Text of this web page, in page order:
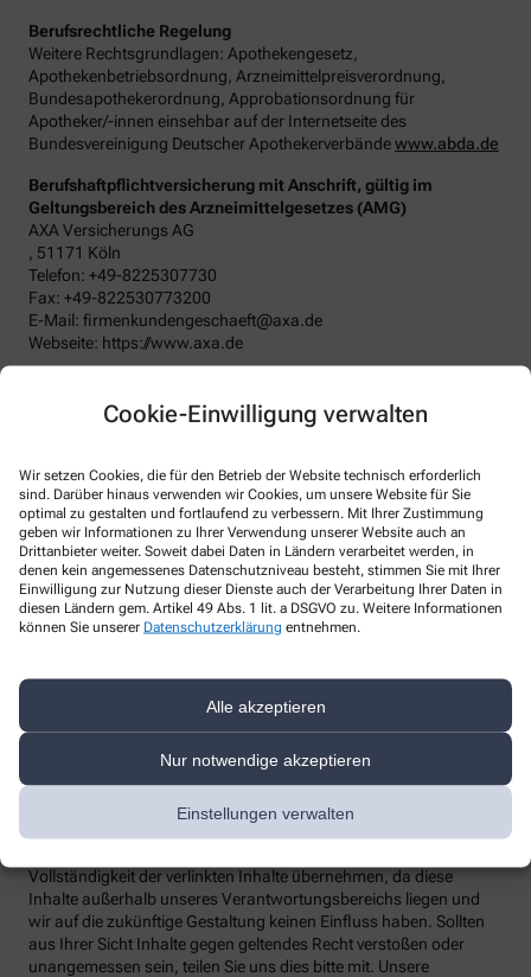
Cookie-Einwilligung verwalten
Wir setzen Cookies, die für den Betrieb der Website technisch erforderlich
sind. Darüber hinaus verwenden wir Cookies, um unsere Website für Sie
optimal zu gestalten und fortlaufend zu verbessern. Mit Ihrer Zustimmung
geben wir Informationen zu Ihrer Verwendung unserer Website auch an
Drittanbieter weiter. Soweit dabei Daten in Ländern verarbeitet werden, in
denen kein angemessenes Datenschutzniveau besteht, stimmen Sie mit Ihrer
Einwilligung zur Nutzung dieser Dienste auch der Verarbeitung Ihrer Daten in
diesen Ländern gem. Artikel 49 Abs. 1 lit. a DSGVO zu. Weitere Informationen
können Sie unserer Datenschutzerklärung entnehmen.
Alle akzeptieren
Nur notwendige akzeptieren
Einstellungen verwalten
Berufsrechtliche Regelung
Weitere Rechtsgrundlagen: Apothekengesetz,
Apothekenbetriebsordnung, Arzneimittelpreisverordnung,
Bundesapothekerordnung, Approbationsordnung für
Apotheker/-innen einsehbar auf der Internetseite des
Bundesvereinigung Deutscher Apothekerverbändewww.abda.de
Berufshaftpflichtversicherung mit Anschrift, gültig im
Geltungsbereich des Arzneimittelgesetzes (AMG)
AXA Versicherungs AG
, 51171 Köln
Telefon: +49-8225307730
Fax: +49-822530773200
E-Mail: firmenkundengeschaeft@axa.de
Webseite: https://www.axa.de
Den/Die betriebliche/-n Datenschutzbeauftragte/-n unserer
Apotheke können Sie hier erreichen:
Kölner Str.76, 41812 Erkelenz
Telefon:+49-24313445
Fax:
Email: DS-Beauftragter@aa-arbeitsschutz.de
Website :https://www.aa-arbeitsschutz.de/datenschutz/
Weitere Hinweise
Wir sind für unsere Inhalte verantwortlich. Alle Inhalte werden mit
der gebotenen Sorgfalt und nach bestem Wissen erstellt. Soweit
Vollständigkeit der verlinkten Inhalte übernehmen, da diese
Inhalte außerhalb unseres Verantwortungsbereichs liegen und
wir auf die zukünftige Gestaltung keinen Einfluss haben. Sollten
aus Ihrer Sicht Inhalte gegen geltendes Recht verstoßen oder
unangemessen sein, teilen Sie uns dies bitte mit. Unsere